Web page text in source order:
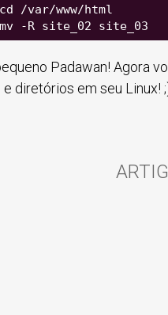
cd /var/www/html
mv -R site_02 site_03
Padawan! Agora
e diretórios em seu Linux!